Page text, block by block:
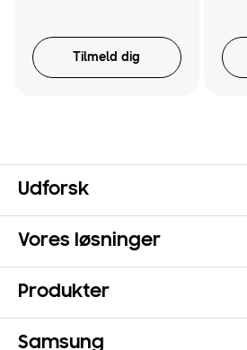
Tilmeld dig
Udforsk
Vores løsninger
Produkter
Samsung